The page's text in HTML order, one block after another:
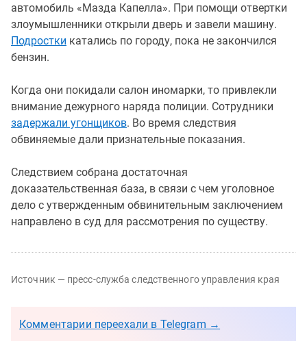
автомобиль «Мазда Капелла». При помощи отвертки
злоумышленники открыли дверь и завели машину.
Подростки катались по городу, пока не закончился
бензин.
Когда они покидали салон иномарки, то привлекли
внимание дежурного наряда полиции. Сотрудники
задержали угонщиков. Во время следствия
обвиняемые дали признательные показания.
Следствием собрана достаточная
доказательственная база, в связи с чем уголовное
дело с утвержденным обвинительным заключением
направлено в суд для рассмотрения по существу.
Источник — пресс-служба следственного управления края
Комментарии переехали в Telegram →